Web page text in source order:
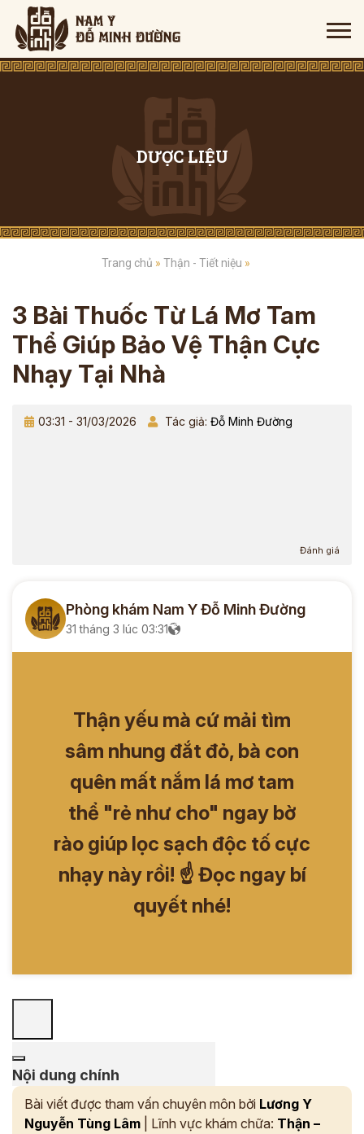
DƯỢC LIỆU
Trang chủ » Thận - Tiết niệu »
3 Bài Thuốc Từ Lá Mơ Tam
Thể Giúp Bảo Vệ Thận Cực
Nhạy Tại Nhà
03:31 - 31/03/2026 Tác giả: Đỗ Minh Đường
Đánh giá
Phòng khám Nam Y Đỗ Minh Đường
31 tháng 3 lúc 03:31
Thận yếu mà cứ mải tìm
sâm nhung đắt đỏ, bà con
quên mất nắm lá mơ tam
thể "rẻ như cho" ngay bờ
rào giúp lọc sạch độc tố cực
nhạy này rồi! ☝️ Đọc ngay bí
quyết nhé!
Nội dung chính
Bài viết được tham vấn chuyên môn bởi Lương Y
Nguyễn Tùng Lâm | Lĩnh vực khám chữa: Thận –